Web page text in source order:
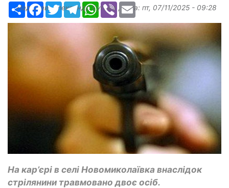
РесурсFacebook
TwitterTelegramWhatsApp
ViberEmail
Надіслав:Александр Бугаев , дата: пт, 07/11/2025 - 09:28
На кар’єрі в селі Новомиколаївка внаслідок
стрілянини травмовано двоє осіб.